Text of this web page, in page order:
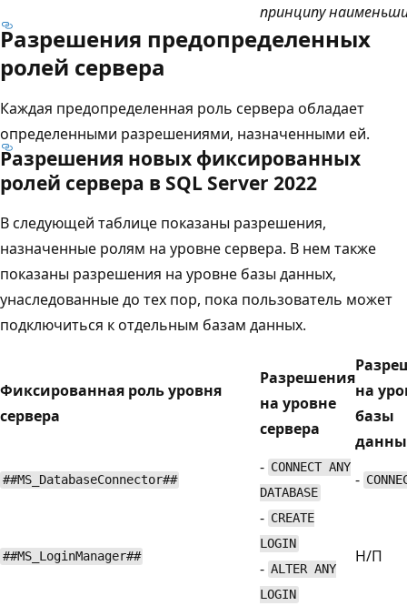
принципу
Разрешения предопределенных
ролей сервера
Каждая предопределенная роль сервера обладает
определенными разрешениями, назначенными ей.
Разрешения новых фиксированных
ролей сервера в SQL Server 2022
В следующей таблице показаны разрешения,
назначенные ролям на уровне сервера. В нем также
показаны разрешения на уровне базы данных,
унаследованные до тех пор, пока пользователь может
подключиться к отдельным базам данных.
Фиксированная роль уровня
сервера
Разрешения
на уровне
сервера
на
базы
##MS_DatabaseConnector##
- CONNECT ANY
DATABASE
-
##MS_LoginManager##
- CREATE
LOGIN
- ALTER ANY
LOGIN
Н/П